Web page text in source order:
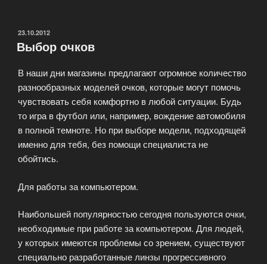
решение
проблем»
ОПУБЛИКОВАНО
23.10.2012
Выбор очков
В наши дни магазины предлагают огромное количество
разнообразных моделей очков, которые могут помочь
чувствовать себя комфортно в любой ситуации. Будь
то игра в футбол или, например, вождение автомобиля
в полной темноте. Но при выборе модели, подходящей
именно для тебя, без помощи специалиста не
обойтись.
Для работы за компьютером.
Наибольшей популярностью сегодня пользуются очки,
необходимые при работе за компьютером. Для людей,
у которых имеются проблемы со зрением, существуют
специально разработанные линзы прогрессивного